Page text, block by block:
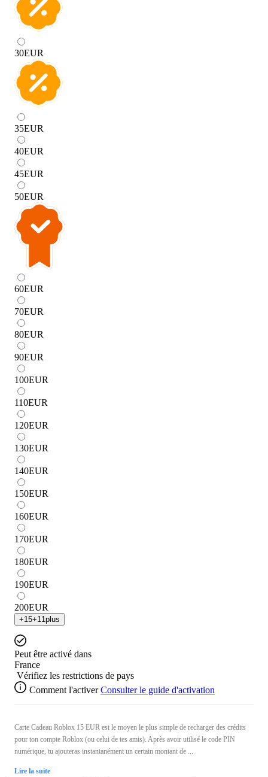
30EUR
35EUR
40EUR
45EUR
50EUR
60EUR
70EUR
80EUR
90EUR
100EUR
110EUR
120EUR
130EUR
140EUR
150EUR
160EUR
170EUR
180EUR
190EUR
200EUR
+15+11 plus
Peut être activé dans
France
Vérifiez les restrictions de pays
Comment l'activer Consulter le guide d'activation
Carte Cadeau Roblox 15 EUR est le moyen le plus simple de recharger des crédits
pour ton compte Roblox (ou celui de tes amis). Après avoir utilisé le code PIN
numérique, tu ajouteras instantanément un certain montant de ...
Lire la suite